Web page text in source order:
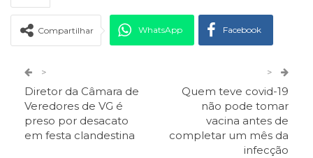
Compartilhar WhatsApp Facebook
ReddIt Pinterest Telegram
Facebook Messenger Viber O email
>
Diretor da Câmara de
Veredores de VG é
preso por desacato
em festa clandestina
>
Quem teve covid-19
não pode tomar
vacina antes de
completar um mês da
infecção